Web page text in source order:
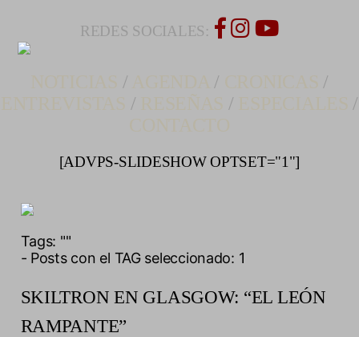
REDES SOCIALES:
/ /
/
/ /
/
[ADVPS-SLIDESHOW OPTSET="1"]
Tags: ""
- Posts con el TAG seleccionado: 1
SKILTRON EN GLASGOW: “EL LEÓN
RAMPANTE”